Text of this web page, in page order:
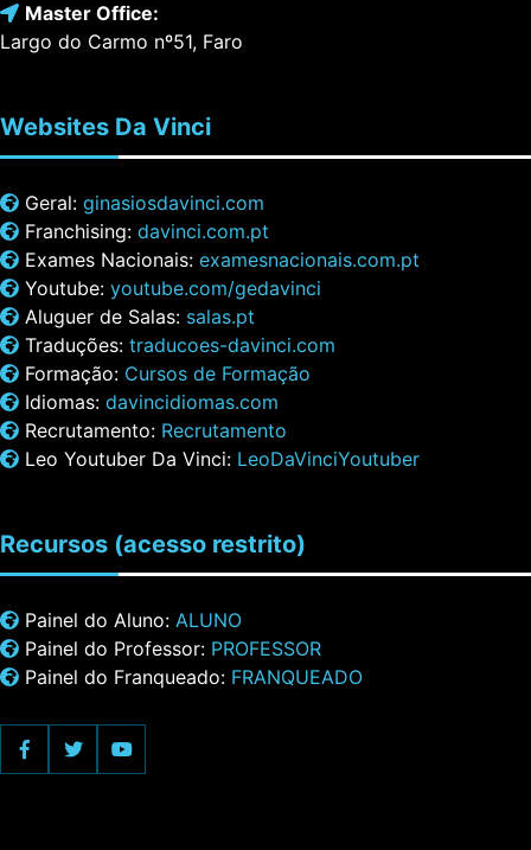
Master Office:
Largo do Carmo nº51, Faro
Websites Da Vinci
Geral: ginasiosdavinci.com
Franchising: davinci.com.pt
Exames Nacionais: examesnacionais.com.pt
Youtube: youtube.com/gedavinci
Aluguer de Salas: salas.pt
Traduções: traducoes-davinci.com
Formação: Cursos de Formação
Idiomas: davincidiomas.com
Recrutamento: Recrutamento
Leo Youtuber Da Vinci: LeoDaVinciYoutuber
Recursos (acesso restrito)
Painel do Aluno: ALUNO
Painel do Professor: PROFESSOR
Painel do Franqueado: FRANQUEADO